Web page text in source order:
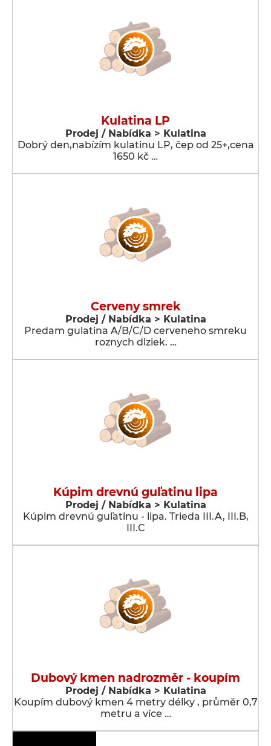
Kulatina LP
Prodej / Nabídka > Kulatina
Dobrý den,nabízím kulatinu LP, čep od 25+,cena
1650 kč …
Cerveny smrek
Prodej / Nabídka > Kulatina
Predam gulatina A/B/C/D cerveneho smreku
roznych dlziek. …
Kúpim drevnú guľatinu lipa
Prodej / Nabídka > Kulatina
Kúpim drevnú guľatinu - lipa. Trieda III.A, III.B,
III.C
Dubový kmen nadrozměr - koupím
Prodej / Nabídka > Kulatina
Koupím dubový kmen 4 metry délky , průměr 0,7
metru a více …